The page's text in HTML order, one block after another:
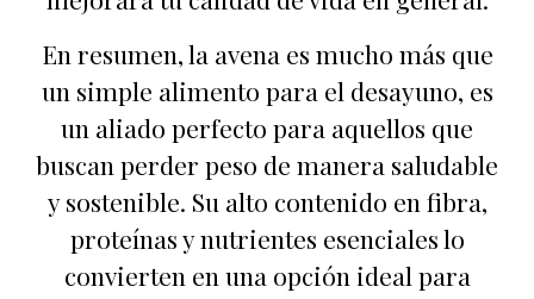
En resumen, la avena es mucho más que
un simple alimento para el desayuno, es
un aliado perfecto para aquellos que
buscan perder peso de manera saludable
y sostenible. Su alto contenido en fibra,
proteínas y nutrientes esenciales lo
convierten en una opción ideal para